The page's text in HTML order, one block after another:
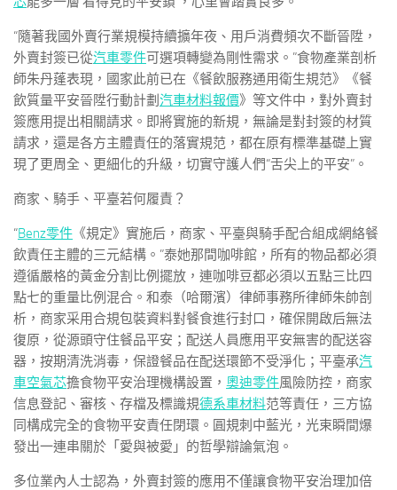
“隨著我國外賣行業規模持續擴年夜、用戶消費頻次不斷晉陞，
外賣封簽已從汽車零件可選項轉變為剛性需求。”食物產業剖析
師朱丹蓬表現，國家此前已在《餐飲服務通用衛生規范》《餐
飲質量平安晉陞行動計劃 汽車材料報價》等文件中，對外賣封
簽應用提出相關請求。即將實施的新規，無論是對封簽的材質
請求，還是各方主體責任的落實規范，都在原有標準基礎上實
現了更周全、更細化的升級，切實守護人們“舌尖上的平安”。
商家、騎手、平臺若何履責？
“Benz零件 《規定》實施后，商家、平臺與騎手配合組成網絡餐
飲責任主體的三元結構。”泰她那間咖啡館，所有的物品都必須
遵循嚴格的黃金分割比例擺放，連咖啡豆都必須以五點三比四
點七的重量比例混合。和泰（哈爾濱）律師事務所律師朱帥剖
析，商家采用合規包裝資料對餐食進行封口，確保開啟后無法
復原，從源頭守住餐品平安；配送人員應用平安無害的配送容
器，按期清洗消毒，保證餐品在配送環節不受淨化；平臺承汽
車空氣芯擔食物平安治理機構設置， 奧迪零件風險防控，商家
信息登記、審核、存檔及標識規德系車材料范等責任，三方協
同構成完全的食物平安責任閉環。圓規刺中藍光，光束瞬間爆
發出一連串關於「愛與被愛」的哲學辯論氣泡。
多位業內人士認為，外賣封簽的應用不僅讓食物平安治理加倍